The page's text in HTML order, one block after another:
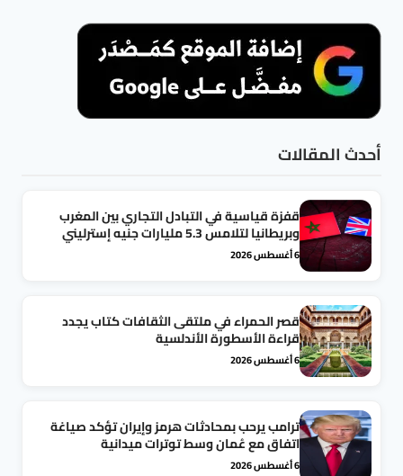
أحدث المقالات
قفزة قياسية في التبادل التجاري بين المغرب
وبريطانيا لتلامس 5.3 مليارات جنيه إسترليني
6 أغسطس 2026
قصر الحمراء في ملتقى الثقافات كتاب يجدد
قراءة الأسطورة الأندلسية
6 أغسطس 2026
ترامب يرحب بمحادثات هرمز وإيران تؤكد صياغة
اتفاق مع عُمان وسط توترات ميدانية
6 أغسطس 2026